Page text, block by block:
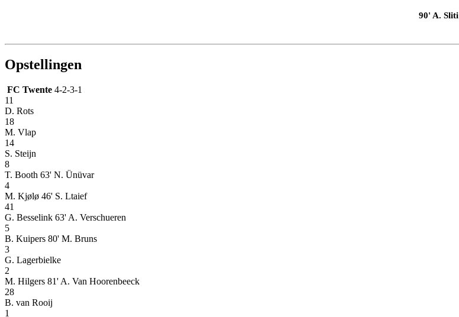
90' A. Sliti
Opstellingen
FC Twente 4-2-3-1
11
D. Rots
18
M. Vlap
14
S. Steijn
8
T. Booth 63' N. Ünüvar
4
M. Kjølø 46' S. Ltaief
41
G. Besselink 63' A. Verschueren
5
B. Kuipers 80' M. Bruns
3
G. Lagerbielke
2
M. Hilgers 81' A. Van Hoorenbeeck
28
B. van Rooij
1